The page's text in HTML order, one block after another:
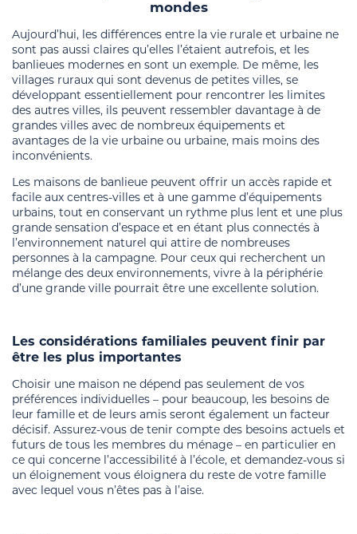
mondes
Aujourd’hui, les différences entre la vie rurale et urbaine ne
sont pas aussi claires qu’elles l’étaient autrefois, et les
banlieues modernes en sont un exemple. De même, les
villages ruraux qui sont devenus de petites villes, se
développant essentiellement pour rencontrer les limites
des autres villes, ils peuvent ressembler davantage à de
grandes villes avec de nombreux équipements et
avantages de la vie urbaine ou urbaine, mais moins des
inconvénients.
Les maisons de banlieue peuvent offrir un accès rapide et
facile aux centres-villes et à une gamme d’équipements
urbains, tout en conservant un rythme plus lent et une plus
grande sensation d’espace et en étant plus connectés à
l’environnement naturel qui attire de nombreuses
personnes à la campagne. Pour ceux qui recherchent un
mélange des deux environnements, vivre à la périphérie
d’une grande ville pourrait être une excellente solution.
Les considérations familiales peuvent finir par
être les plus importantes
Choisir une maison ne dépend pas seulement de vos
préférences individuelles – pour beaucoup, les besoins de
leur famille et de leurs amis seront également un facteur
décisif. Assurez-vous de tenir compte des besoins actuels et
futurs de tous les membres du ménage – en particulier en
ce qui concerne l’accessibilité à l’école, et demandez-vous si
un éloignement vous éloignera du reste de votre famille
avec lequel vous n’êtes pas à l’aise.